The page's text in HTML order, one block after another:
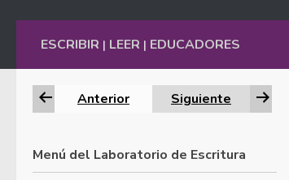
ESCRIBIR | LEER | EDUCADORES
Anterior Siguiente
Menú del Laboratorio de Escritura